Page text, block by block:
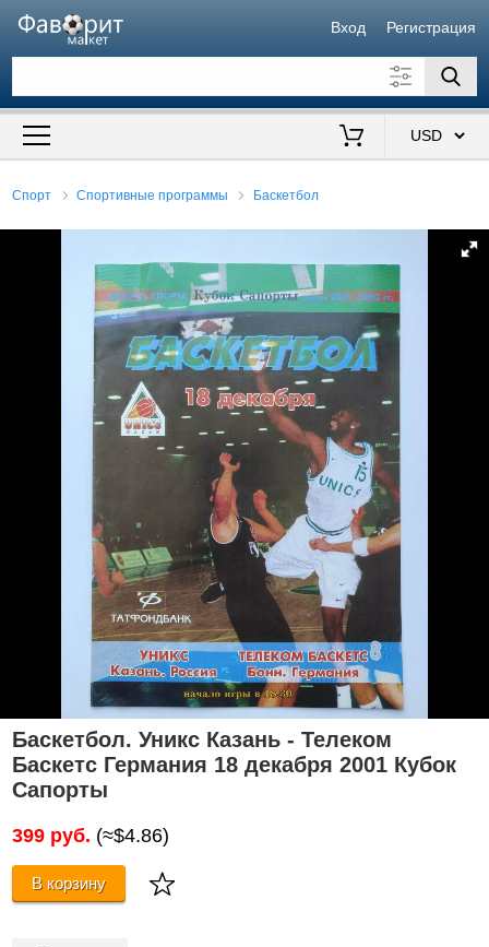
Вход Регистрация
Искать также в описании
Спорт Спортивные программы Баскетбол
Баскетбол. Уникс Казань - Телеком
Баскетс Германия 18 декабря 2001 Кубок
Сапорты
399 руб. (≈$4.86)
В корзину